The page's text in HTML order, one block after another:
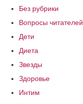
Без рубрики
Вопросы читателей
Дети
Диета
Звезды
Здоровье
Интим